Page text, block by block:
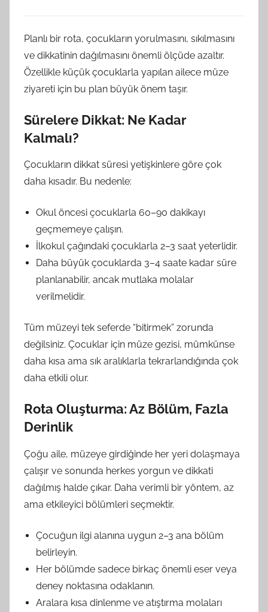
Planlı bir rota, çocukların yorulmasını, sıkılmasını
ve dikkatinin dağılmasını önemli ölçüde azaltır.
Özellikle küçük çocuklarla yapılan ailece müze
ziyareti için bu plan büyük önem taşır.
Sürelere Dikkat: Ne Kadar
Kalmalı?
Çocukların dikkat süresi yetişkinlere göre çok
daha kısadır. Bu nedenle:
Okul öncesi çocuklarla 60–90 dakikayı
geçmemeye çalışın.
İlkokul çağındaki çocuklarla 2–3 saat yeterlidir.
Daha büyük çocuklarda 3–4 saate kadar süre
planlanabilir, ancak mutlaka molalar
verilmelidir.
Tüm müzeyi tek seferde “bitirmek” zorunda
değilsiniz. Çocuklar için müze gezisi, mümkünse
daha kısa ama sık aralıklarla tekrarlandığında çok
daha etkili olur.
Rota Oluşturma: Az Bölüm, Fazla
Derinlik
Çoğu aile, müzeye girdiğinde her yeri dolaşmaya
çalışır ve sonunda herkes yorgun ve dikkati
dağılmış halde çıkar. Daha verimli bir yöntem, az
ama etkileyici bölümleri seçmektir.
Çocuğun ilgi alanına uygun 2–3 ana bölüm
belirleyin.
Her bölümde sadece birkaç önemli eser veya
deney noktasına odaklanın.
Aralara kısa dinlenme ve atıştırma molaları